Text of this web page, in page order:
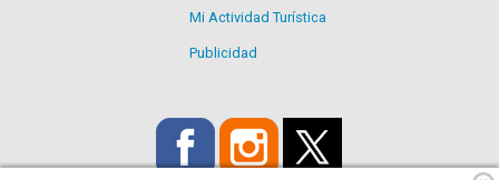
Mi Actividad Turística
Publicidad